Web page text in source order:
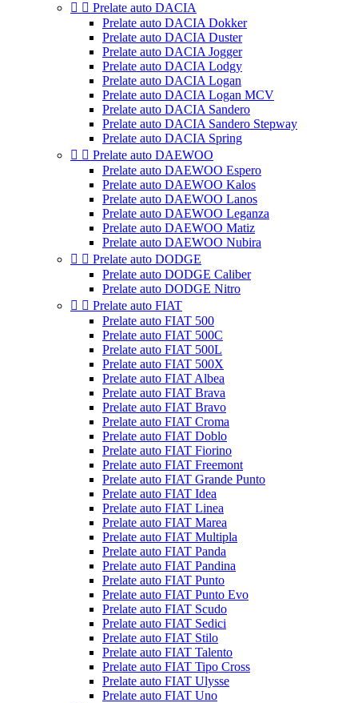
  Prelate auto DACIA
Prelate auto DACIA Dokker
Prelate auto DACIA Duster
Prelate auto DACIA Jogger
Prelate auto DACIA Lodgy
Prelate auto DACIA Logan
Prelate auto DACIA Logan MCV
Prelate auto DACIA Sandero
Prelate auto DACIA Sandero Stepway
Prelate auto DACIA Spring
  Prelate auto DAEWOO
Prelate auto DAEWOO Espero
Prelate auto DAEWOO Kalos
Prelate auto DAEWOO Lanos
Prelate auto DAEWOO Leganza
Prelate auto DAEWOO Matiz
Prelate auto DAEWOO Nubira
  Prelate auto DODGE
Prelate auto DODGE Caliber
Prelate auto DODGE Nitro
  Prelate auto FIAT
Prelate auto FIAT 500
Prelate auto FIAT 500C
Prelate auto FIAT 500L
Prelate auto FIAT 500X
Prelate auto FIAT Albea
Prelate auto FIAT Brava
Prelate auto FIAT Bravo
Prelate auto FIAT Croma
Prelate auto FIAT Doblo
Prelate auto FIAT Fiorino
Prelate auto FIAT Freemont
Prelate auto FIAT Grande Punto
Prelate auto FIAT Idea
Prelate auto FIAT Linea
Prelate auto FIAT Marea
Prelate auto FIAT Multipla
Prelate auto FIAT Panda
Prelate auto FIAT Pandina
Prelate auto FIAT Punto
Prelate auto FIAT Punto Evo
Prelate auto FIAT Scudo
Prelate auto FIAT Sedici
Prelate auto FIAT Stilo
Prelate auto FIAT Talento
Prelate auto FIAT Tipo Cross
Prelate auto FIAT Ulysse
Prelate auto FIAT Uno